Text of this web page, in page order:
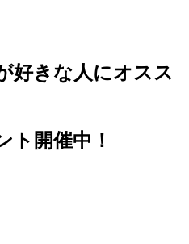
好きな人にオスス
ト開催中！